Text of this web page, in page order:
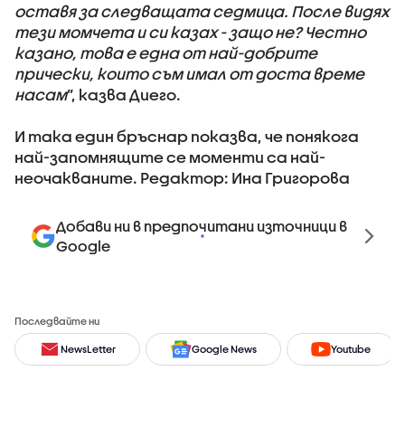
оставя за следващата седмица. После видях
тези момчета и си казах - защо не? Честно
казано, това е една от най-добрите
прически, които съм имал от доста време
насам”, казва Диего.
И така един бръснар показва, че понякога
най-запомнящите се моменти са най-
неочакваните. Редактор: Ина Григорова
Добави ни в предпочитани източници в
Google
Последвайте ни
NewsLetter Google News Youtube